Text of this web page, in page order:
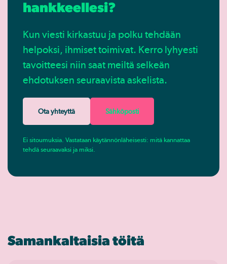
hankkeellesi?
Kun viesti kirkastuu ja polku tehdään
helpoksi, ihmiset toimivat. Kerro lyhyesti
tavoitteesi niin saat meiltä selkeän
ehdotuksen seuraavista askelista.
Ota yhteyttä Sähköposti
Ei sitoumuksia. Vastataan käytännönläheisesti: mitä kannattaa
tehdä seuraavaksi ja miksi.
Samankaltaisia töitä